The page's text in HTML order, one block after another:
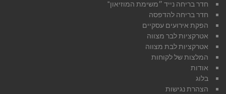
חדר בריחה נייד ״משימת המוזיאון"
חדר בריחה להדפסה
הפקת אירועים עסקיים
אטרקציות לבר מצווה
אטרקציות לבת מצווה
המלצות של לקוחות
אודות
בלוג
הצהרת נגישות